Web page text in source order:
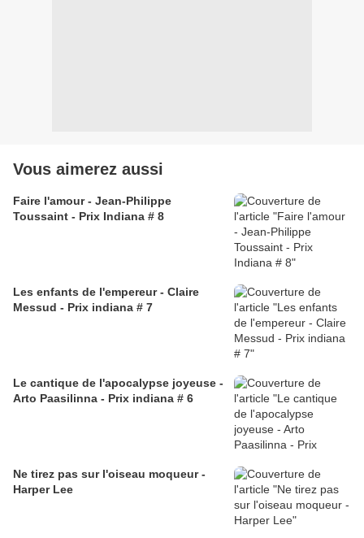
Vous aimerez aussi
Faire l'amour - Jean-Philippe
Toussaint - Prix Indiana # 8
Les enfants de l'empereur - Claire
Messud - Prix indiana # 7
Le cantique de l'apocalypse joyeuse -
Arto Paasilinna - Prix indiana # 6
Ne tirez pas sur l'oiseau moqueur -
Harper Lee